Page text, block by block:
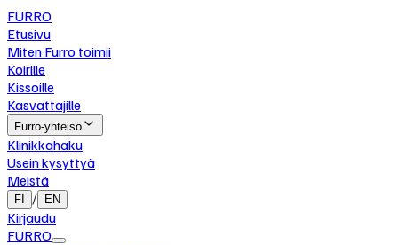
FURRO
Etusivu
Miten Furro toimii
Koirille
Kissoille
Kasvattajille
Furro-yhteisö
Klinikkahaku
Usein kysyttyä
Meistä
FI / EN
Kirjaudu
FURRO